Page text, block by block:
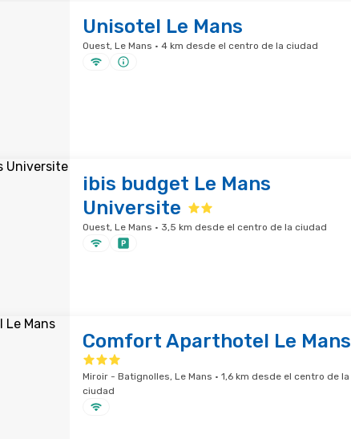
Unisotel Le Mans
Ouest, Le Mans · 4 km desde el centro de la ciudad
ibis budget Le Mans
Universite
Ouest, Le Mans · 3,5 km desde el centro de la ciudad
Comfort Aparthotel Le Mans
Miroir - Batignolles, Le Mans · 1,6 km desde el centro de la
ciudad